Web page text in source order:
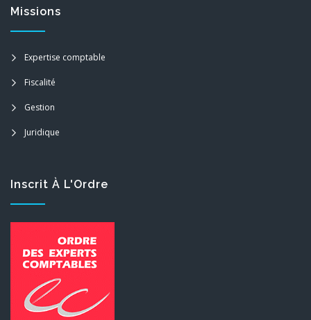
Missions
Expertise comptable
Fiscalité
Gestion
Juridique
Inscrit À L'Ordre